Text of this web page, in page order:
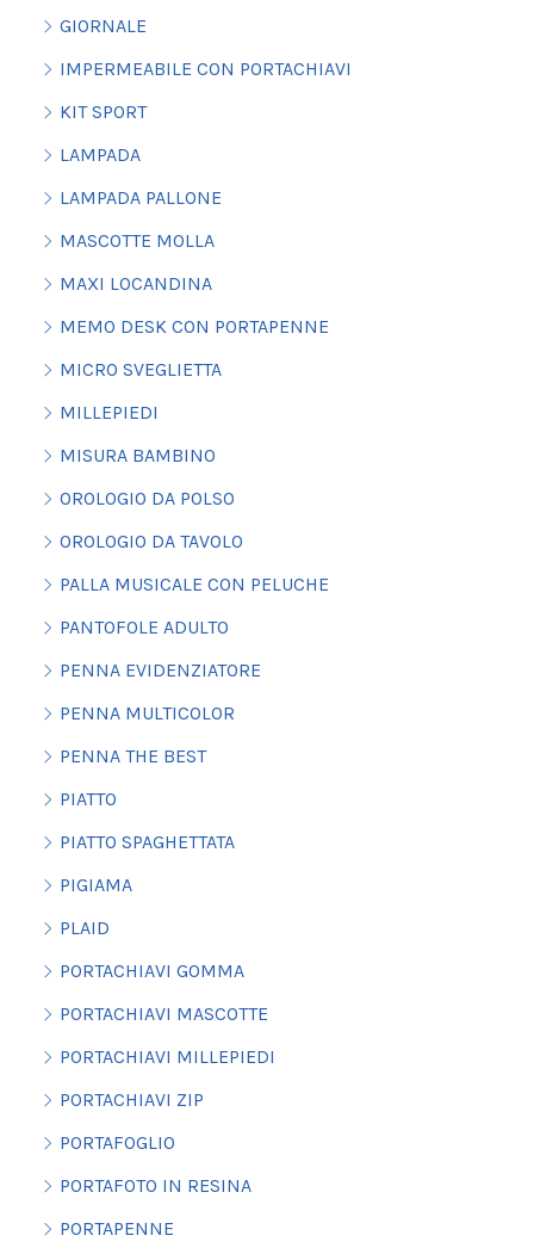
GIORNALE
IMPERMEABILE CON PORTACHIAVI
KIT SPORT
LAMPADA
LAMPADA PALLONE
MASCOTTE MOLLA
MAXI LOCANDINA
MEMO DESK CON PORTAPENNE
MICRO SVEGLIETTA
MILLEPIEDI
MISURA BAMBINO
OROLOGIO DA POLSO
OROLOGIO DA TAVOLO
PALLA MUSICALE CON PELUCHE
PANTOFOLE ADULTO
PENNA EVIDENZIATORE
PENNA MULTICOLOR
PENNA THE BEST
PIATTO
PIATTO SPAGHETTATA
PIGIAMA
PLAID
PORTACHIAVI GOMMA
PORTACHIAVI MASCOTTE
PORTACHIAVI MILLEPIEDI
PORTACHIAVI ZIP
PORTAFOGLIO
PORTAFOTO IN RESINA
PORTAPENNE